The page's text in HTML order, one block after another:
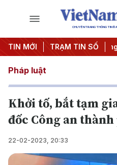
CHUYÊN TRANG THÔNG TIN
TIN MỚI TRẠM TIN SỐ
Nghị quyết thành hành động
Pháp luật
Khởi tố, bắt tạm
đốc Công an
22-02-2023, 20:33